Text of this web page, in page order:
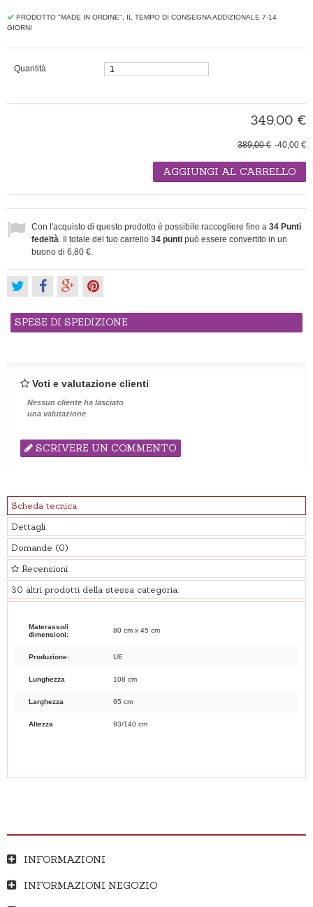
PRODOTTO "MADE IN ORDINE", IL TEMPO DI CONSEGNA ADDIZIONALE 7-14
GIORNI
Quantità
349,00 €
-40,00 €
389,00 €
AGGIUNGI AL CARRELLO
Con l'acquisto di questo prodotto è possibile raccogliere fino a 34 Punti
fedeltà . Il totale del tuo carrello 34 punti può essere convertito in un
buono di 6,80 €
SPESE DI SPEDIZIONE
Voti e valutazione clienti
Nessun cliente ha lasciato
una valutazione
SCRIVERE UN COMMENTO
Scheda tecnica
Dettagli
Domande (0)
Recensioni
30 altri prodotti della stessa categoria:
Materasso/i
dimensioni:
80 cm x 45 cm
Produzione: UE
Lunghezza 108 cm
Larghezza 65 cm
Altezza 93/140 cm
INFORMAZIONI
INFORMAZIONI NEGOZIO